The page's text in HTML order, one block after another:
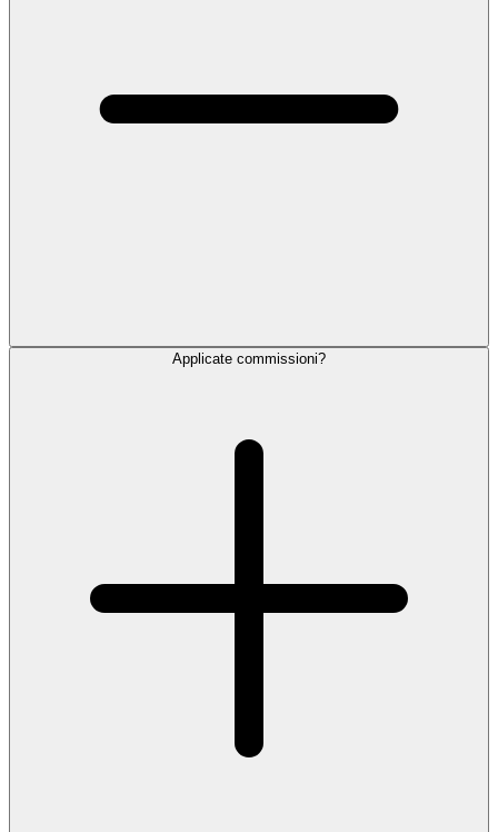
Applicate commissioni?